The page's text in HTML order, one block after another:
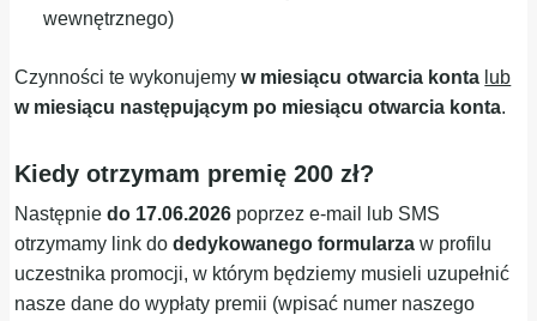
wewnętrznego)
Czynności te wykonujemyw miesiącu otwarcia konta lub
w miesiącu następującym po miesiącu otwarcia konta.
Kiedy otrzymam premię 200 zł?
Następniedo 17.06.2026 poprzez e-mail lub SMS
otrzymamy link dodedykowanego formularzaw profilu
uczestnika promocji, w którym będziemy musieli uzupełnić
nasze dane do wypłaty premii (wpisać numer naszego